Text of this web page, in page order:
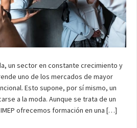
un sector en constante crecimiento y
uno de los mercados de mayor
Esto supone, por sí mismo, un
a la moda. Aunque se trata de un
ofrecemos formación en una […]